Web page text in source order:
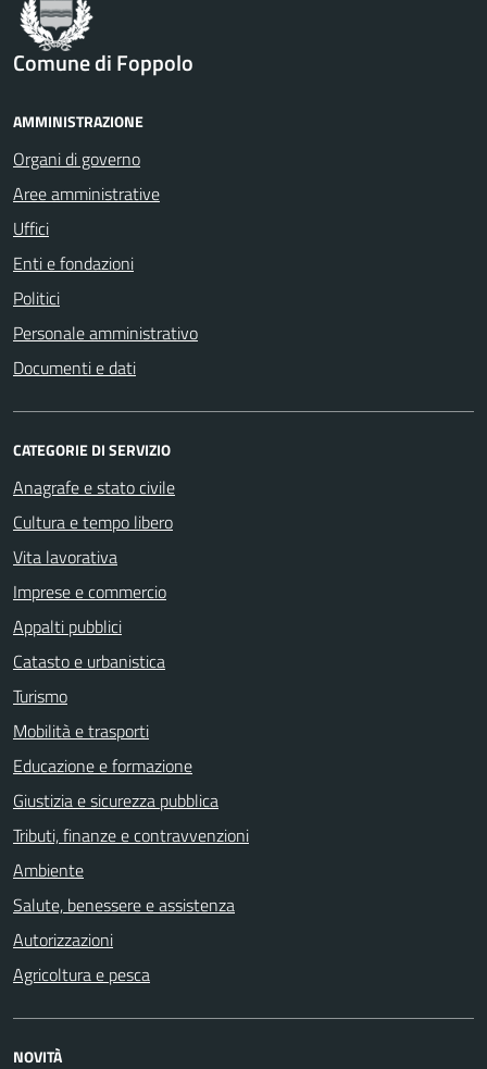
Comune di Foppolo
AMMINISTRAZIONE
Organi di governo
Aree amministrative
Uffici
Enti e fondazioni
Politici
Personale amministrativo
Documenti e dati
CATEGORIE DI SERVIZIO
Anagrafe e stato civile
Cultura e tempo libero
Vita lavorativa
Imprese e commercio
Appalti pubblici
Catasto e urbanistica
Turismo
Mobilità e trasporti
Educazione e formazione
Giustizia e sicurezza pubblica
Tributi, finanze e contravvenzioni
Ambiente
Salute, benessere e assistenza
Autorizzazioni
Agricoltura e pesca
NOVITÀ